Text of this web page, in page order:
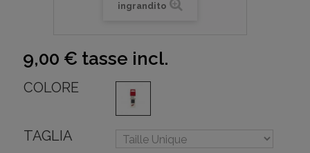
ingrandito
9,00 € tasse incl.
COLORE
TAGLIA